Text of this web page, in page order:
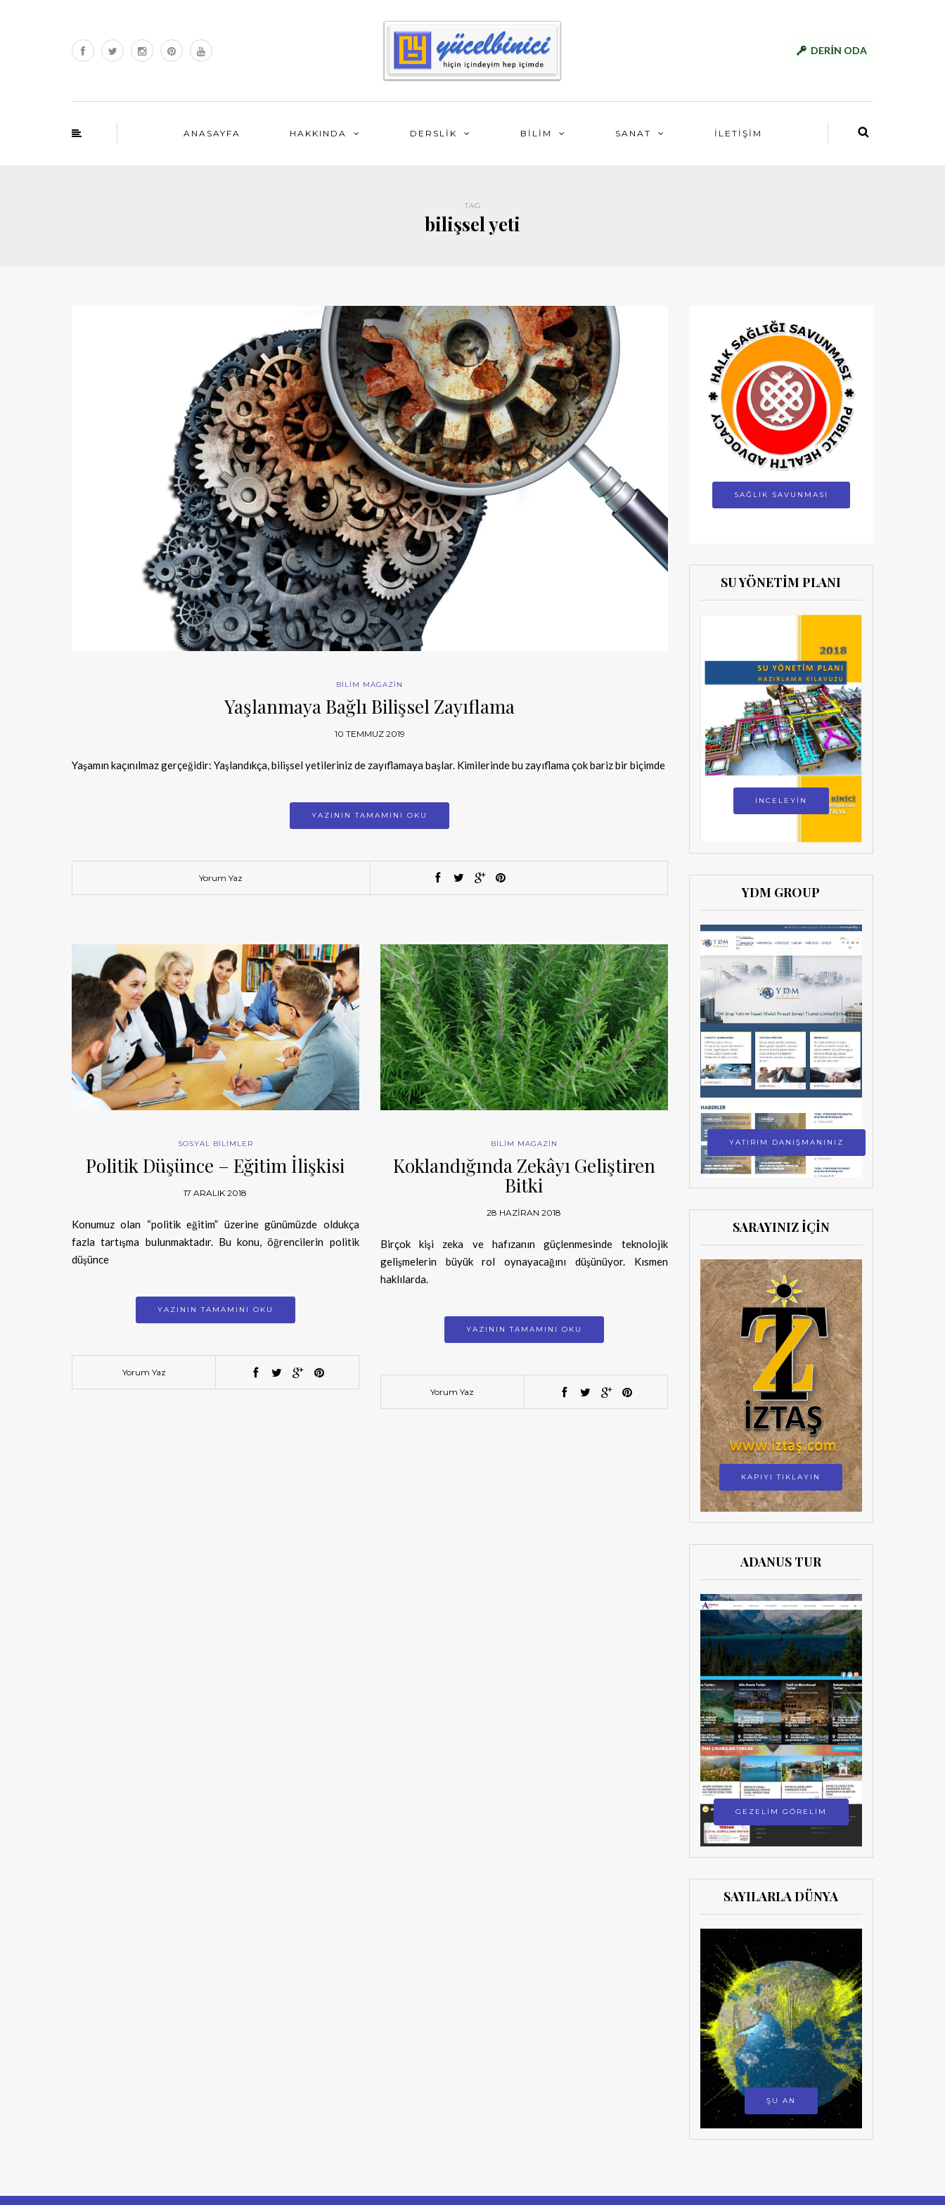
DERİN ODA
ANASAYFA HAKKINDA DERSLİK BİLİM SANAT İLETİŞİM
TAG
bilişsel yeti
BİLİM MAGAZİN
Yaşlanmaya Bağlı Bilişsel Zayıflama
10 TEMMUZ 2019
Yaşamın kaçınılmaz gerçeğidir: Yaşlandıkça, bilişsel yetileriniz de zayıflamaya başlar. Kimilerinde bu zayıflama çok bariz bir biçimde
YAZININ TAMAMINI OKU
Yorum Yaz
SOSYAL BİLİMLER
Politik Düşünce – Eğitim İlişkisi
17 ARALIK 2018
Konumuz olan “politik eğitim” üzerine günümüzde oldukça
fazla tartışma bulunmaktadır. Bu konu, öğrencilerin politik
düşünce
YAZININ TAMAMINI OKU
Yorum Yaz
BİLİM MAGAZİN
Koklandığında Zekâyı Geliştiren
Bitki
28 HAZIRAN 2018
Birçok kişi zeka ve hafızanın güçlenmesinde teknolojik
gelişmelerin büyük rol oynayacağını düşünüyor. Kısmen
haklılarda.
YAZININ TAMAMINI OKU
Yorum Yaz
SAĞLIK SAVUNMASI
SU YÖNETİM PLANI
İNCELEYİN
YDM GROUP
YATIRIM DANIŞMANINIZ
SARAYINIZ İÇİN
KAPIYI TIKLAYIN
ADANUS TUR
GEZELİM GÖRELİM
SAYILARLA DÜNYA
ŞU AN